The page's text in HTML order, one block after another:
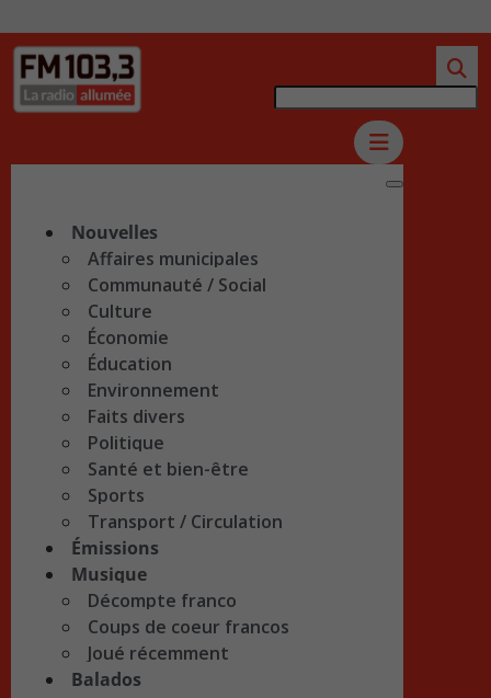
Nouvelles
Affaires municipales
Communauté / Social
Culture
Économie
Éducation
Environnement
Faits divers
Politique
Santé et bien-être
Sports
Transport / Circulation
Émissions
Musique
Décompte franco
Coups de coeur francos
Joué récemment
Balados